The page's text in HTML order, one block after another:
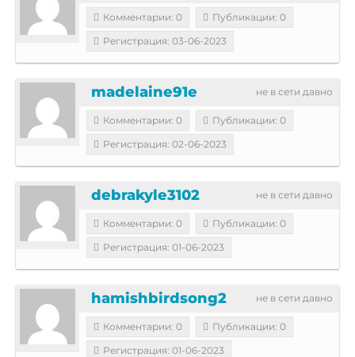
Комментарии: 0
Публикации: 0
Регистрация: 03-06-2023
не в сети давно
madelaine91e
Комментарии: 0
Публикации: 0
Регистрация: 02-06-2023
не в сети давно
debrakyle3102
Комментарии: 0
Публикации: 0
Регистрация: 01-06-2023
не в сети давно
hamishbirdsong2
Комментарии: 0
Публикации: 0
Регистрация: 01-06-2023